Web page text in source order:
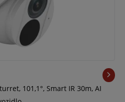
101,1°, Smart IR 30m, AI